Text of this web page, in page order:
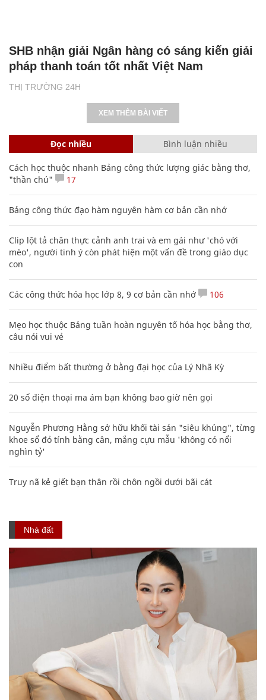
THỊ TRƯỜNG 24H
SHB nhận giải Ngân hàng có sáng kiến giải
pháp thanh toán tốt nhất Việt Nam
XEM THÊM BÀI VIẾT
Đọc nhiều Bình luận nhiều
Cách học thuộc nhanh Bảng công thức lượng giác bằng thơ,
"thần chú"
17
Bảng công thức đạo hàm nguyên hàm cơ bản cần nhớ
Clip lột tả chân thực cảnh anh trai và em gái như 'chó với
mèo', người tinh ý còn phát hiện một vấn đề trong giáo dục
con
Các công thức hóa học lớp 8, 9 cơ bản cần nhớ 106
Mẹo học thuộc Bảng tuần hoàn nguyên tố hóa học bằng thơ,
câu nói vui vẻ
Nhiều điểm bất thường ở bằng đại học của Lý Nhã Kỳ
20 số điện thoại ma ám bạn không bao giờ nên gọi
Nguyễn Phương Hằng sở hữu khối tài sản "siêu khủng", từng
khoe sổ đỏ tính bằng cân, mắng cựu mẫu 'không có nổi
nghìn tỷ'
Truy nã kẻ giết bạn thân rồi chôn ngồi dưới bãi cát
Nhà đất